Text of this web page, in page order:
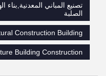
تصنيع المباني المعدنية,بناء
الصلبة
Construction Building
Building Construction